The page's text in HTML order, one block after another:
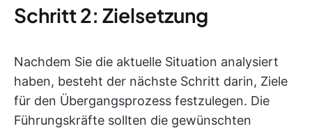
Schritt 2: Zielsetzung
Nachdem Sie die aktuelle Situation analysiert
haben, besteht der nächste Schritt darin, Ziele
für den Übergangsprozess festzulegen. Die
Führungskräfte sollten die gewünschten